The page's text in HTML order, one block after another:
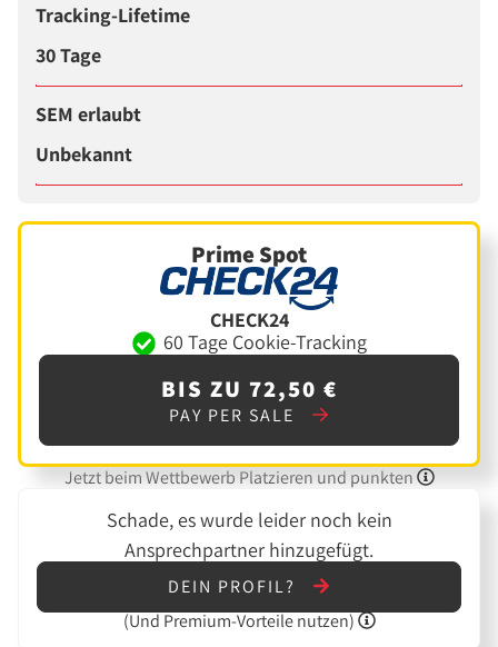
Tracking-Lifetime
30 Tage
SEM erlaubt
Unbekannt
Prime Spot
CHECK24
60 Tage Cookie-Tracking
BIS ZU 72,50 €
PAY PER SALE
Jetzt beim Wettbewerb Platzieren und punkten
Schade, es wurde leider noch kein
Ansprechpartner hinzugefügt.
DEIN PROFIL?
(Und Premium-Vorteile nutzen)